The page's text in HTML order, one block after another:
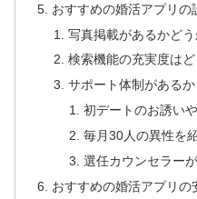
おすすめの婚活アプリの
写真掲載があるかどう
検索機能の充実度はど
サポート体制があるか
初デートのお誘い
毎月30人の異性を
選任カウンセラー
おすすめの婚活アプリ